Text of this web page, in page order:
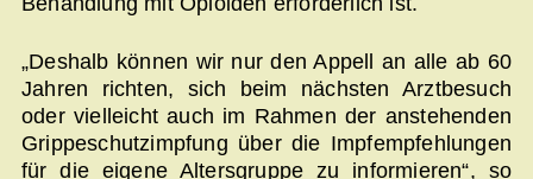
„Deshalb können wir nur den Appell an alle ab 60
Jahren richten, sich beim nächsten Arztbesuch
oder vielleicht auch im Rahmen der anstehenden
Grippeschutzimpfung über die Impfempfehlungen
für die eigene Altersgruppe zu informieren“, so